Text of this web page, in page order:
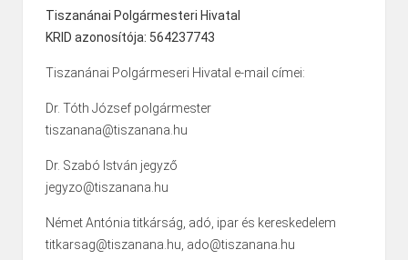
Tiszanánai Polgármesteri Hivatal
KRID azonosítója: 564237743
Tiszanánai Polgármeseri Hivatal e-mail címei:
Dr. Tóth József polgármester
tiszanana@tiszanana.hu
Dr. Szabó István jegyző
jegyzo@tiszanana.hu
Német Antónia titkárság, adó, ipar és kereskedelem
titkarsag@tiszanana.hu, ado@tiszanana.hu